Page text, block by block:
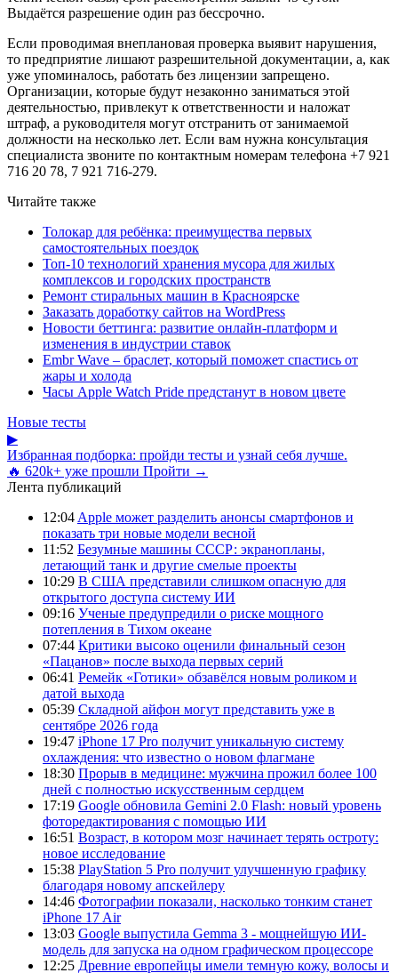
Выдаётся разрешение один раз бессрочно.
Если проводимая внеплановая проверка выявит нарушения,
то предприятие лишают разрешительной документации, а, как
уже упоминалось, работать без лицензии запрещено.
Организации, которые будут незаконно заниматься этой
деятельностью, привлекут к ответственности и наложат
штраф, а руководителя могут отстранить от занимаемой
должности на несколько лет. Если вам нужна консультация
специалиста звоните по контактным номерам телефона +7 921
716 20 78, 7 921 716-279.
Читайте также
Толокар для ребёнка: преимущества первых
самостоятельных поездок
Топ-10 технологий хранения мусора для жилых
комплексов и городских пространств
Ремонт стиральных машин в Красноярске
Заказать доработку сайтов на WordPress
Новости беттинга: развитие онлайн-платформ и
изменения в индустрии ставок
Embr Wave – браслет, который поможет спастись от
жары и холода
Часы Apple Watch Pride предстанут в новом цвете
Новые тесты
▶
Избранная подборка: пройди тесты и узнай себя лучше.
🔥 620k+ уже прошли Пройти →
Лента публикаций
12:04 Apple может разделить анонсы смартфонов и
показать три новые модели весной
11:52 Безумные машины СССР: экранопланы,
летающий танк и другие смелые проекты
10:29 В США представили слишком опасную для
открытого доступа систему ИИ
09:16 Ученые предупредили о риске мощного
потепления в Тихом океане
07:44 Критики высоко оценили финальный сезон
«Пацанов» после выхода первых серий
06:41 Ремейк «Готики» обзавёлся новым роликом и
датой выхода
05:39 Складной айфон могут представить уже в
сентябре 2026 года
19:47 iPhone 17 Pro получит уникальную систему
охлаждения: что известно о новом флагмане
18:30 Прорыв в медицине: мужчина прожил более 100
дней с полностью искусственным сердцем
17:19 Google обновила Gemini 2.0 Flash: новый уровень
фоторедактирования с помощью ИИ
16:51 Возраст, в котором мозг начинает терять остроту:
новое исследование
15:38 PlayStation 5 Pro получит улучшенную графику
благодаря новому апскейлеру
14:46 Фотографии показали, насколько тонким станет
iPhone 17 Air
13:03 Google выпустила Gemma 3 - мощнейшую ИИ-
модель для запуска на одном графическом процессоре
12:25 Древние европейцы имели темную кожу, волосы и